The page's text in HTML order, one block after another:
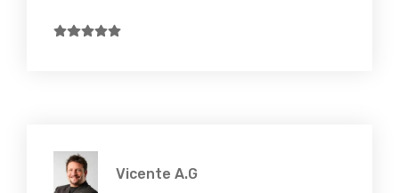
Vicente A.G